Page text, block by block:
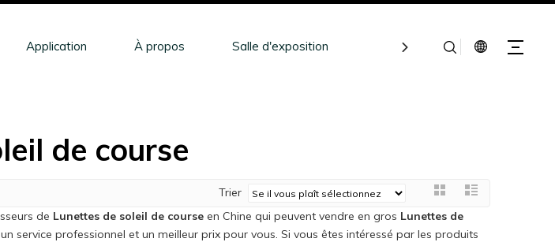
Application À propos Salle d'exposition Ressources Contact
de course
Trier
de Lunettes de soleil de course en Chine qui peuvent vendre en gros Lunettes de
service professionnel et un meilleur prix pour vous. Si vous êtes intéressé par les produits